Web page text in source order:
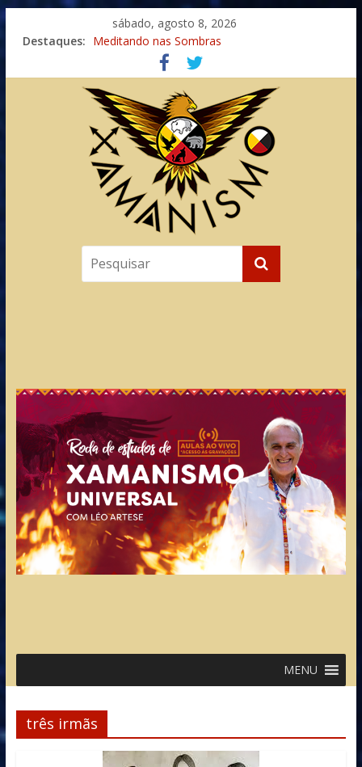
sábado, agosto 8, 2026
Destaques: Meditando nas Sombras
Autosuficiência: A Jornada do Espírito Ancestral
Xamanismo Universal
Totens – Caminho Espiritual – Crescimento
Imaginação na Cura
MENU
três irmãs